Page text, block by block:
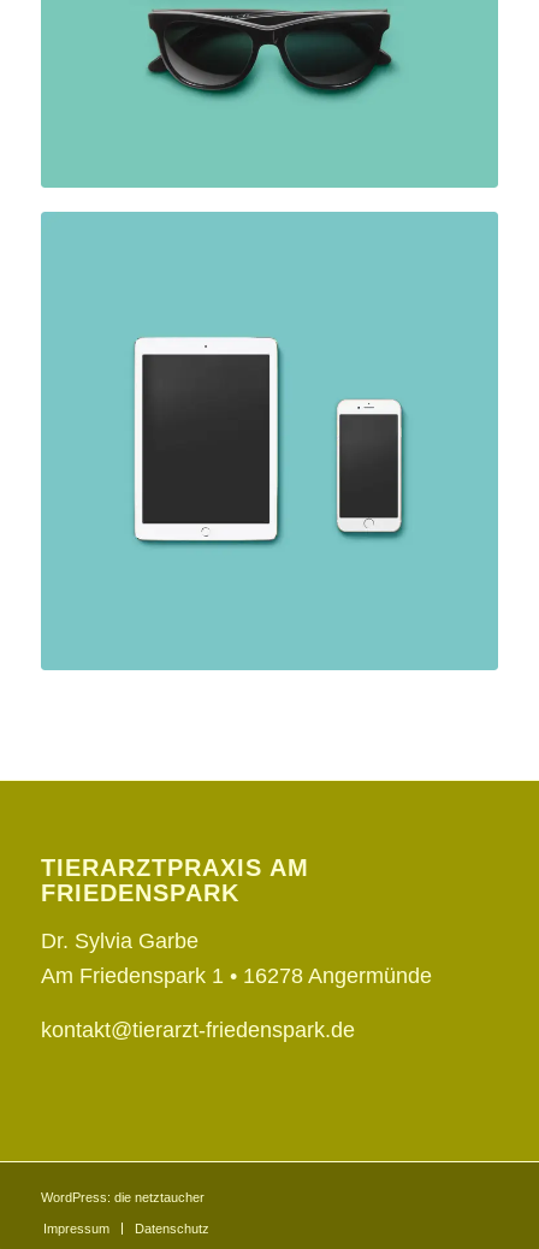
TIERARZTPRAXIS AM
FRIEDENSPARK
Dr. Sylvia Garbe
Am Friedenspark 1 • 16278 Angermünde
kontakt@tierarzt-friedenspark.de
WordPress: die netztaucher
Impressum Datenschutz